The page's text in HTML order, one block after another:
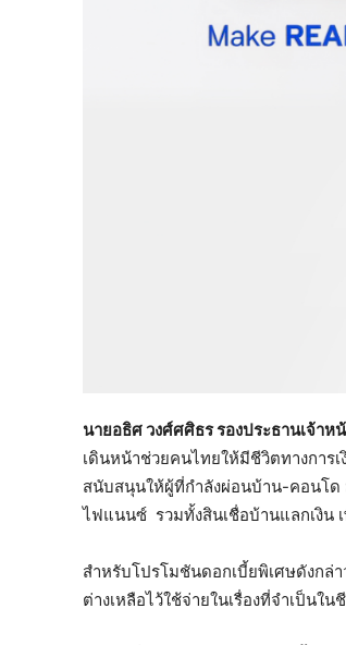
นายอธิศ วงศ์ศศิธร รองประธานเจ้
เดินหน้าช่วยคนไทยให้มีชีวิตทางการ
สนับสนุนให้ผู้ที่กำลังผ่อนบ้าน-คอนโด
ไฟแนนซ์ รวมทั้งสินเชื่อบ้านแลกเงิน
สำหรับโปรโมชันดอกเบี้ยพิเศษดังกล่
ต่างเหลือไว้ใช้จ่ายในเรื่องที่จำเป็นใ